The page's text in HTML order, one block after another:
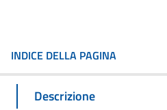
INDICE DELLA PAGINA
Descrizione